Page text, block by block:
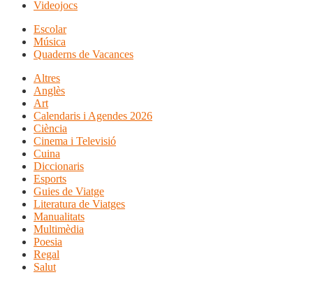
Videojocs
Escolar
Música
Quaderns de Vacances
Altres
Anglès
Art
Calendaris i Agendes 2026
Ciència
Cinema i Televisió
Cuina
Diccionaris
Esports
Guies de Viatge
Literatura de Viatges
Manualitats
Multimèdia
Poesia
Regal
Salut